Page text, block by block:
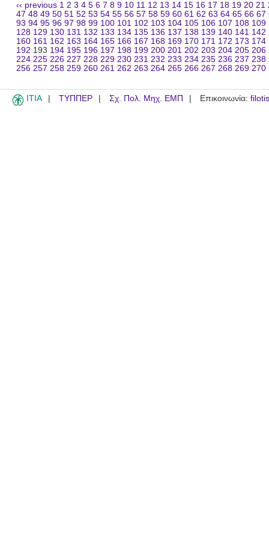
‹‹ previous 1 2 3 4 5 6 7 8 9 10 11 12 13 14 15 16 17 18 19 20 21
47 48 49 50 51 52 53 54 55 56 57 58 59 60 61 62 63 64 65 66 67
93 94 95 96 97 98 99 100 101 102 103 104 105 106 107 108 109
128 129 130 131 132 133 134 135 136 137 138 139 140 141 142
160 161 162 163 164 165 166 167 168 169 170 171 172 173 174
192 193 194 195 196 197 198 199 200 201 202 203 204 205 206
224 225 226 227 228 229 230 231 232 233 234 235 236 237 238
256 257 258 259 260 261 262 263 264 265 266 267 268 269 270
ITIA ΤΥΠΠΕΡ Σχ. Πολ. Μηχ. ΕΜΠ Επικοινωνία: